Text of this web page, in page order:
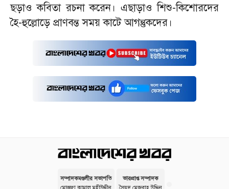
ছড়াও কবিতা রচনা করেন। এছাড়াও শিশু-কিশোরদের
হৈ-হুল্লোড়ে প্রাণবন্ত সময় কাটে আগন্তুকদের।
সম্পাদকমণ্ডলীর সভাপতি
ভারপ্রাপ্ত সম্পাদক